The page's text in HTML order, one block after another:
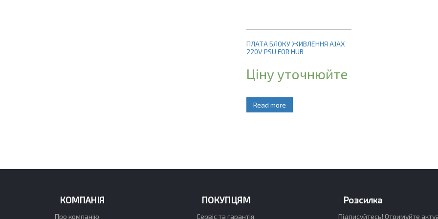
ПЛАТА БЛОКУ ЖИВЛЕННЯ AJAX
220V PSU FOR HUB
Ціну уточнюйте
Read more
КОМПАНІЯ
Про компанію
ПОКУПЦЯМ
Сервіс та гарантія
Розсилка
Підписуйтесь! Отримуйте